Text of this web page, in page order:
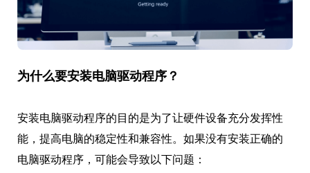
为什么要安装电脑驱动程序？
安装电脑驱动程序的目的是为了让硬件设备充分发挥性
能，提高电脑的稳定性和兼容性。如果没有安装正确的
电脑驱动程序，可能会导致以下问题：